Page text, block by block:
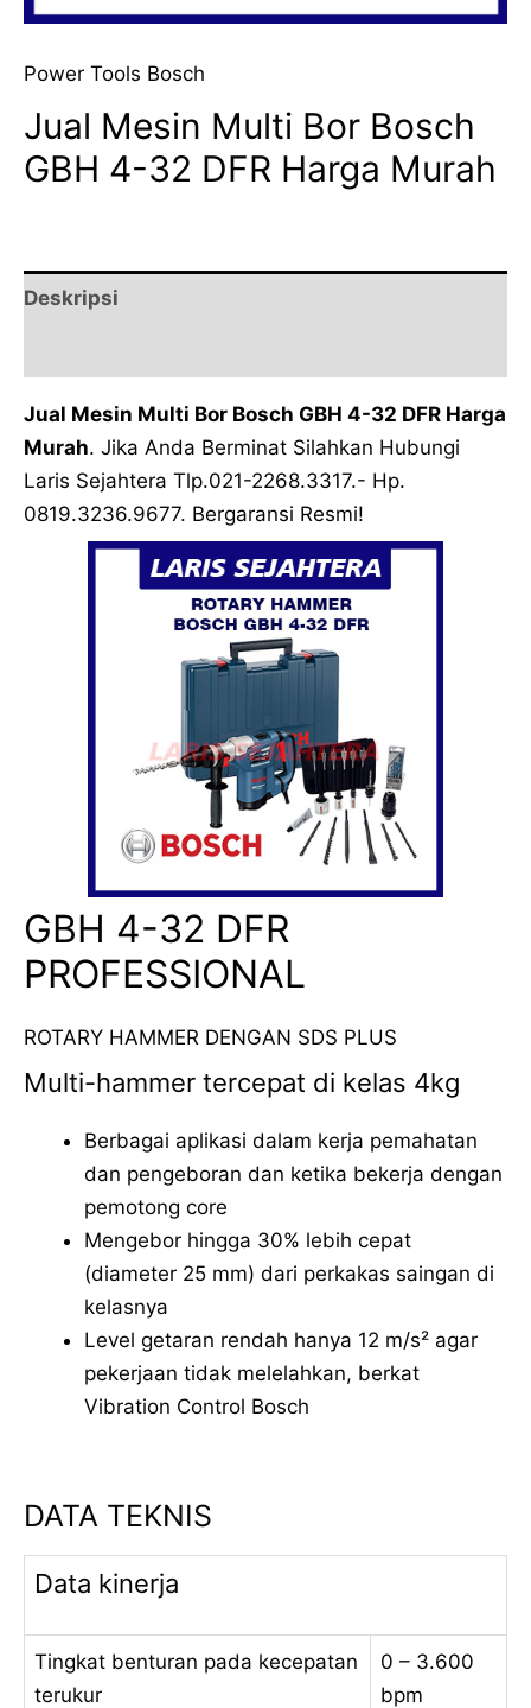
Power Tools Bosch
Jual Mesin Multi Bor Bosch
GBH 4-32 DFR Harga Murah
Deskripsi
Jual Mesin Multi Bor Bosch GBH 4-32 DFR Harga
Murah. Jika Anda Berminat Silahkan Hubungi
Laris Sejahtera Tlp.021-2268.3317.- Hp.
0819.3236.9677. Bergaransi Resmi!
GBH 4-32 DFR
PROFESSIONAL
ROTARY HAMMER DENGAN SDS PLUS
Multi-hammer tercepat di kelas 4kg
Berbagai aplikasi dalam kerja pemahatan
dan pengeboran dan ketika bekerja dengan
pemotong core
Mengebor hingga 30% lebih cepat
(diameter 25 mm) dari perkakas saingan di
kelasnya
Level getaran rendah hanya 12 m/s² agar
pekerjaan tidak melelahkan, berkat
Vibration Control Bosch
DATA TEKNIS
Data kinerja
Tingkat benturan pada kecepatan
terukur
0 – 3.600
bpm